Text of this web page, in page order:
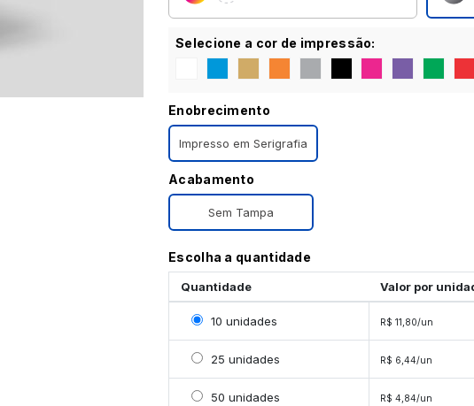
Selecione a cor de impressão:
Enobrecimento
Impresso em Serigrafia
Acabamento
Sem Tampa
Escolha a quantidade
Quantidade Valor por
Selecionar 10 unidades
10 unidades R$ 11,80/un
Selecionar 25 unidades
25 unidades R$ 6,44/un
Selecionar 50 unidades
50 unidades R$ 4,84/un